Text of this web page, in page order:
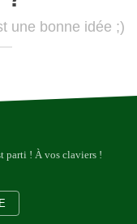
une bonne idée ;)
parti ! À vos claviers !